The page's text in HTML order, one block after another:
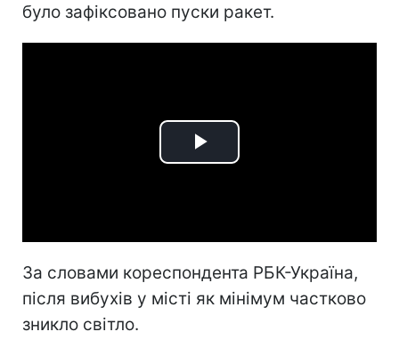
було зафіксовано пуски ракет.
Play
За словами кореспондента РБК-Україна,
після вибухів у місті як мінімум частково
зникло світло.